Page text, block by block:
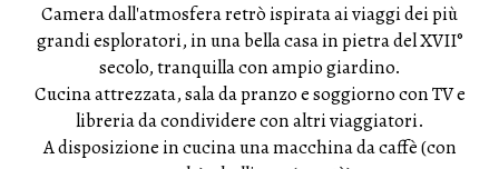
Camera dall'atmosfera retrò ispirata ai viaggi dei più
grandi esploratori, in una bella casa in pietra del XVII°
secolo, tranquilla con ampio giardino.
Cucina attrezzata, sala da pranzo e soggiorno con TV e
libreria da condividere con altri viaggiatori.
A disposizione in cucina una macchina da caffè (con